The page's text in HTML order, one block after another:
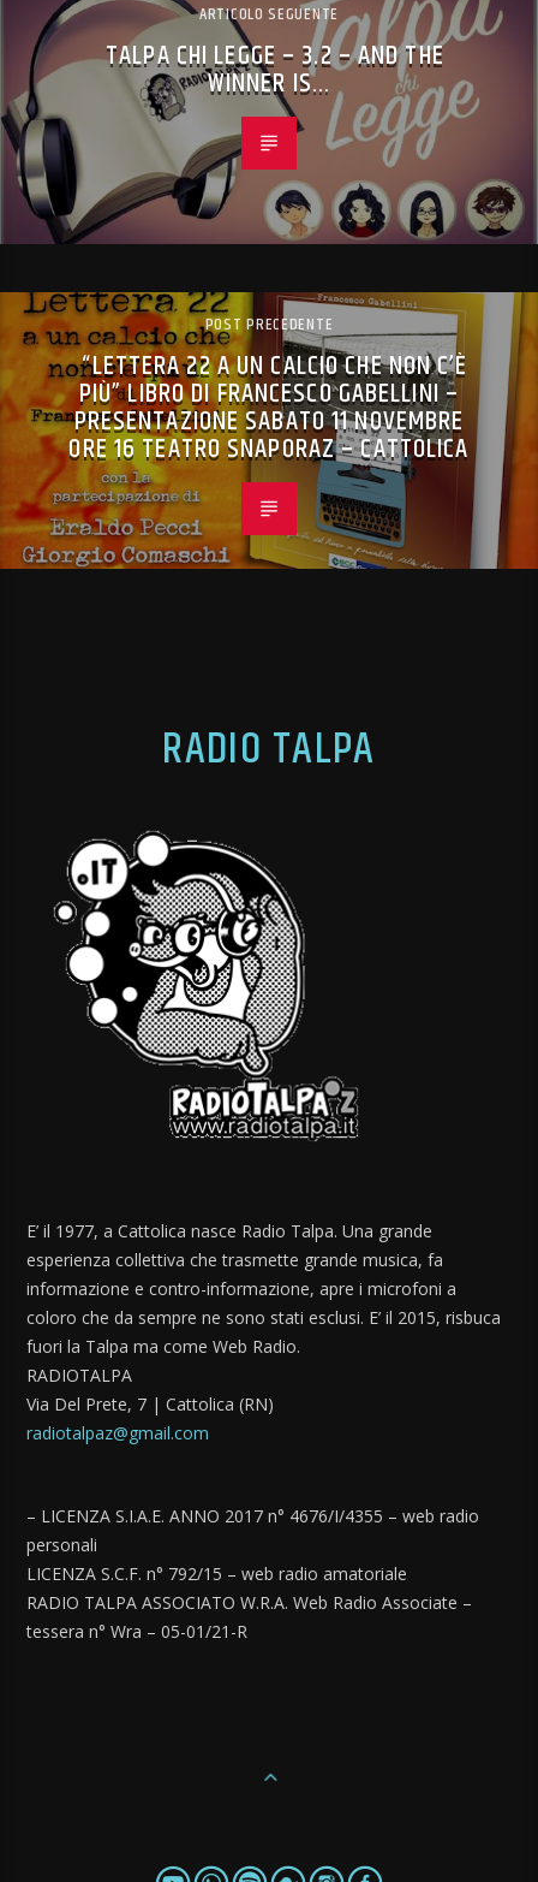
ARTICOLO SEGUENTE
TALPA CHI LEGGE – 3.2 – AND THE
WINNER IS…
POST PRECEDENTE
“LETTERA 22 A UN CALCIO CHE NON C’È
PIÙ” LIBRO DI FRANCESCO GABELLINI –
PRESENTAZIONE SABATO 11 NOVEMBRE
ORE 16 TEATRO SNAPORAZ – CATTOLICA
RADIO TALPA
E’ il 1977, a Cattolica nasce Radio Talpa. Una grande
esperienza collettiva che trasmette grande musica, fa
informazione e contro-informazione, apre i microfoni a
coloro che da sempre ne sono stati esclusi. E’ il 2015, risbuca
fuori la Talpa ma come Web Radio.
RADIOTALPA
Via Del Prete, 7 | Cattolica (RN)
radiotalpaz@gmail.com
– LICENZA S.I.A.E. ANNO 2017 n° 4676/I/4355 – web radio
personali
LICENZA S.C.F. n° 792/15 – web radio amatoriale
RADIO TALPA ASSOCIATO W.R.A. Web Radio Associate –
tessera n° Wra – 05-01/21-R